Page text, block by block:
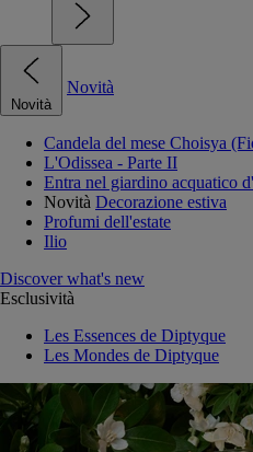
Novità
Novità
Candela del mese Choisya
L'Odissea - Parte II
Entra nel giardino acquatico
Novità Decorazione estiva
Profumi dell'estate
Ilio
Discover what's new
Esclusività
Les Essences de Diptyque
Les Mondes de Diptyque